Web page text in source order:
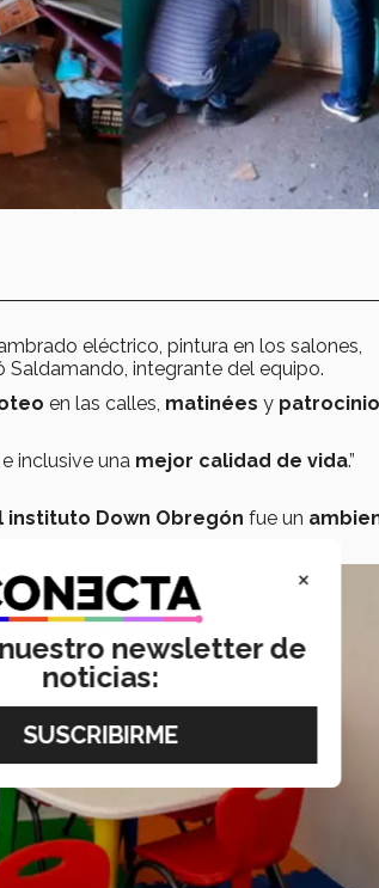
eléctrico, pintura en los salones,
Saldamando, integrante del equipo.
en las calles, matinées y
e inclusive una mejor calidad de vida.”
instituto Down Obregón fue un
×
newsletter de
noticias: